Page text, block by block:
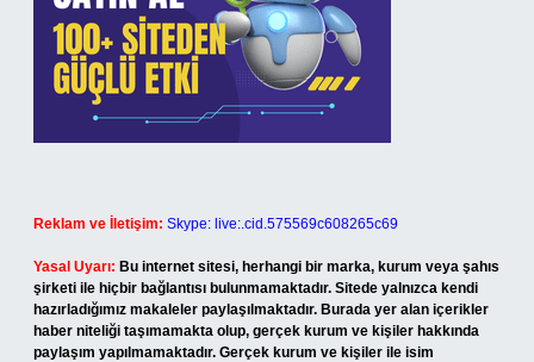
Reklam ve İletişim: Skype: live:.cid.575569c608265c69
Yasal Uyarı: Bu internet sitesi, herhangi bir marka, kurum veya şahıs
şirketi ile hiçbir bağlantısı bulunmamaktadır. Sitede yalnızca kendi
hazırladığımız makaleler paylaşılmaktadır. Burada yer alan içerikler
haber niteliği taşımamakta olup, gerçek kurum ve kişiler hakkında
paylaşım yapılmamaktadır. Gerçek kurum ve kişiler ile isim